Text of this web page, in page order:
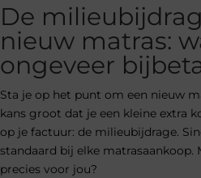
De
nieuw matras:
ongeveer
Sta je op het punt om een nieuw
kans groot dat je een kleine extra
op je factuur: de milieubijdrage.
standaard bij elke matrasaankoop.
precies voor jou?